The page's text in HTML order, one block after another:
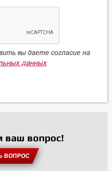
вы даете согласие на
данных
ваш вопрос!
ВОПРОС